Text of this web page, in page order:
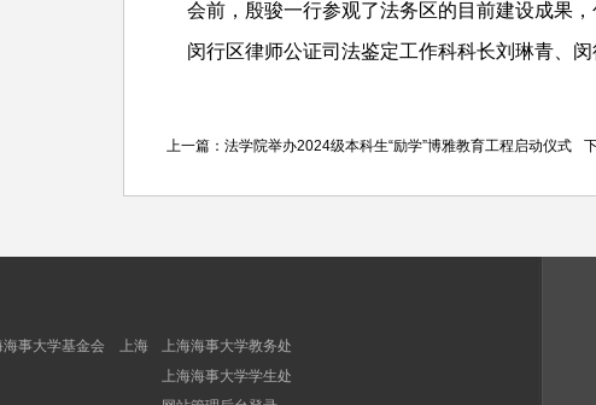
会前，殷骏一行参观了法务区的目前建设成果
闵行区律师公证司法鉴定工作科科长刘琳青、
上一篇： 法学院举办2024级本科生“励学”博雅教育工程启动仪式
海事大学基金会
上海
上海海事大学教务处
上海海事大学学生处